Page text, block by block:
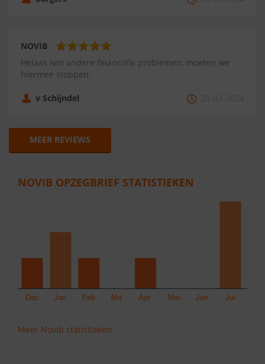
NOVIB
Helaas ivm andere financiële problemen, moeten we
hiermee stoppen.
v Schijndel
MEER REVIEWS
NOVIB OPZEGBRIEF STATISTIEKEN
Meer Novib statistieken